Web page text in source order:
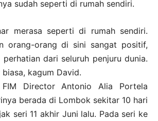
sudah seperti di rumah sendiri.
merasa seperti di rumah sendiri.
orang-orang di sini sangat positif,
dari seluruh penjuru dunia.
kagum David.
Director Antonio Alia Portela
berada di Lombok sekitar 10 hari
seri 11 akhir Juni lalu. Pada seri ke